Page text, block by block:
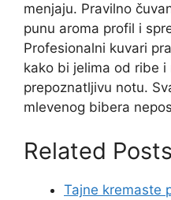
menjaju. Pravilno
punu aroma profil i
Profesionalni kuvari
kako bi jelima od ribe
prepoznatljivu notu.
mlevenog bibera
Related
Tajne kremaste